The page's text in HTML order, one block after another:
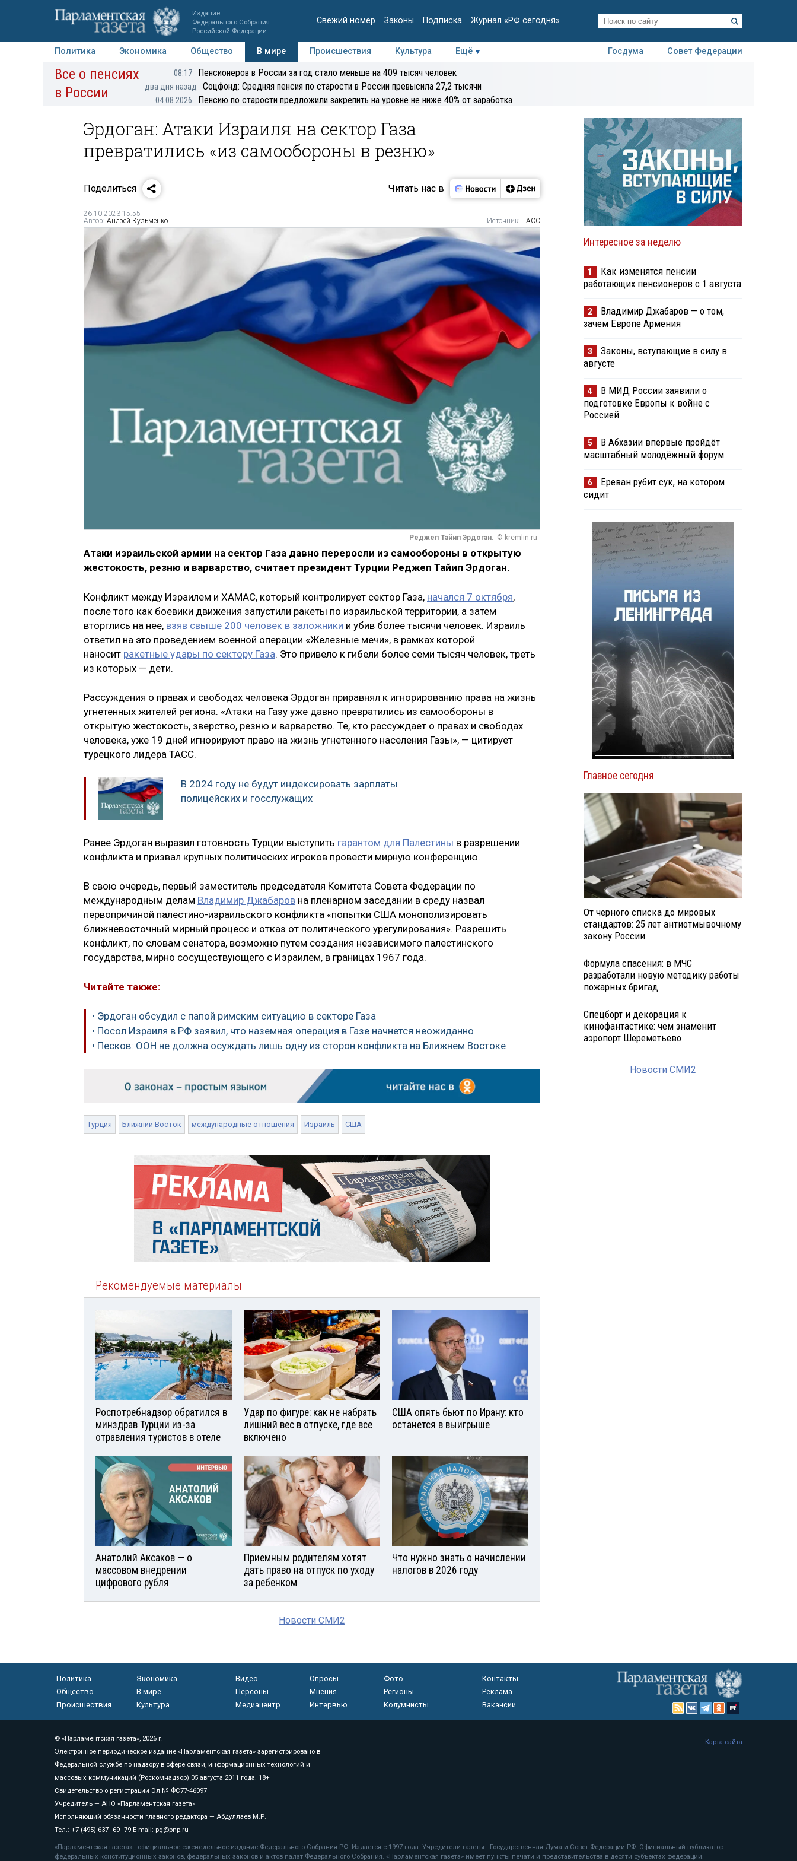
Издание
Федерального Собрания
Российской Федерации
Свежий номер Законы Подписка Журнал «РФ сегодня»
Политика Экономика Общество В мире Происшествия Культура Ещё Госдума
Совет Федерации
Авторы Персоны Мнения Регионы Медиацентр Интервью Колумнисты
Все о пенсиях
в России
08:17 Пенсионеров в России за год стало меньше на 409 тысяч человек
два дня назад Соцфонд: Средняя пенсия по старости в России превысила 27,2 тысячи
04.08.2026 Пенсию по старости предложили закрепить на уровне не ниже 40% от заработка
Эрдоган: Атаки Израиля на сектор Газа
превратились «из самообороны в резню»
Поделиться Читать нас в
26.10.2023 15:55
Автор: Андрей Кузьменко Источник: ТАСС
Реджеп Тайип Эрдоган. © kremlin.ru
Атаки израильской армии на сектор Газа давно переросли из самообороны в открытую
жестокость, резню и варварство, считает президент Турции Реджеп Тайип Эрдоган.
Конфликт между Израилем и ХАМАС, который контролирует сектор Газа, начался 7 октября,
после того как боевики движения запустили ракеты по израильской территории, а затем
вторглись на нее, взяв свыше 200 человек в заложники и убив более тысячи человек. Израиль
ответил на это проведением военной операции «Железные мечи», в рамках которой
наносит ракетные удары по сектору Газа. Это привело к гибели более семи тысяч человек, треть
из которых — дети.
Рассуждения о правах и свободах человека Эрдоган приравнял к игнорированию права на жизнь
угнетенных жителей региона. «Атаки на Газу уже давно превратились из самообороны в
открытую жестокость, зверство, резню и варварство. Те, кто рассуждает о правах и свободах
человека, уже 19 дней игнорируют право на жизнь угнетенного населения Газы», — цитирует
турецкого лидера ТАСС.
В 2024 году не будут индексировать зарплаты
полицейских и госслужащих
Ранее Эрдоган выразил готовность Турции выступить гарантом для Палестины в разрешении
конфликта и призвал крупных политических игроков провести мирную конференцию.
В свою очередь, первый заместитель председателя Комитета Совета Федерации по
международным делам Владимир Джабаров на пленарном заседании в среду назвал
первопричиной палестино-израильского конфликта «попытки США монополизировать
ближневосточный мирный процесс и отказ от политического урегулирования». Разрешить
конфликт, по словам сенатора, возможно путем создания независимого палестинского
государства, мирно сосуществующего с Израилем, в границах 1967 года.
Читайте также:
• Эрдоган обсудил с папой римским ситуацию в секторе Газа
• Посол Израиля в РФ заявил, что наземная операция в Газе начнется неожиданно
• Песков: ООН не должна осуждать лишь одну из сторон конфликта на Ближнем Востоке
Турция Ближний Восток международные отношения Израиль США
Рекомендуемые материалы
Роспотребнадзор обратился в
минздрав Турции из-за
отравления туристов в отеле
Удар по фигуре: как не набрать
лишний вес в отпуске, где все
включено
США опять бьют по Ирану: кто
останется в выигрыше
Анатолий Аксаков — о
массовом внедрении
цифрового рубля
Приемным родителям хотят
дать право на отпуск по уходу
за ребенком
Что нужно знать о начислении
налогов в 2026 году
Новости СМИ2
Интересное за неделю
1
Как изменятся пенсии
работающих пенсионеров с 1 августа
2
Владимир Джабаров — о том,
зачем Европе Армения
3
Законы, вступающие в силу в
августе
4
В МИД России заявили о
подготовке Европы к войне с
Россией
5
В Абхазии впервые пройдёт
масштабный молодёжный форум
6
Ереван рубит сук, на котором
сидит
Главное сегодня
От черного списка до мировых
стандартов: 25 лет антиотмывочному
закону России
Формула спасения: в МЧС
разработали новую методику работы
пожарных бригад
Спецборт и декорация к
кинофантастике: чем знаменит
аэропорт Шереметьево
Новости СМИ2
Политика
Экономика
Общество
В мире
Происшествия
Культура
Видео Опросы
Фото
Персоны
Мнения
Регионы
Медиацентр
Интервью Колумнисты
Контакты
Реклама
Вакансии
© «Парламентская газета», 2026 г.
Электронное периодическое издание «Парламентская газета» зарегистрировано в
Федеральной службе по надзору в сфере связи, информационных технологий и
массовых коммуникаций (Роскомнадзор) 05 августа 2011 года. 18+
Свидетельство о регистрации Эл № ФС77-46097
Учредитель — АНО «Парламентская газета»
Исполняющий обязанности главного редактора — Абдуллаев М.Р.
Тел.: +7 (495) 637–69–79 E-mail: pg@pnp.ru
«Парламентская газета» - официальное еженедельное издание Федерального Собрания РФ. Издается с 1997 года. Учредители газеты - Государственная Дума и Совет Федерации РФ. Официальный публикатор
федеральных конституционных законов, федеральных законов и актов палат Федерального Собрания. «Парламентская газета» имеет пункты печати и представительства в десяти субъектах федерации.
Карта сайта